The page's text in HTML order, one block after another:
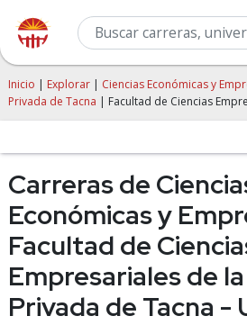
Inicio | Explorar | Ciencias Económicas y
Privada de Tacna | Facultad de Ciencias
Carreras de
Económicas y
Facultad de
Empresariales de
Privada de Tacna -